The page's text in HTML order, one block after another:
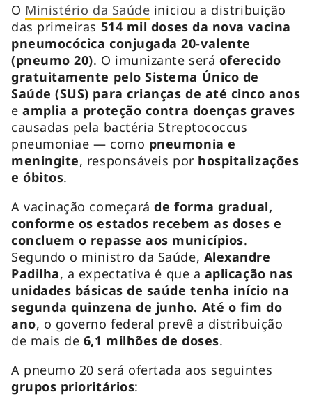
O Ministério da Saúde iniciou a distribuição
das primeiras 514 mil doses da nova vacina
pneumocócica conjugada 20-valente
(pneumo 20). O imunizante será oferecido
gratuitamente pelo Sistema Único de
Saúde (SUS) para crianças de até cinco anos
eamplia a proteção contra doenças graves
causadas pela bactéria Streptococcus
pneumoniae — como pneumonia e
meningite, responsáveis por hospitalizações
e óbitos.
A vacinação começaráde forma gradual,
conforme os estados recebem as doses e
concluem o repasse aos municípios.
Segundo o ministro da Saúde, Alexandre
Padilha, a expectativa é que a aplicação nas
unidades básicas de saúde tenha início na
segunda quinzena de junho. Até o fim do
ano, o governo federal prevê a distribuição
de mais de 6,1 milhões de doses.
A pneumo 20 será ofertada aos seguintes
grupos prioritários: